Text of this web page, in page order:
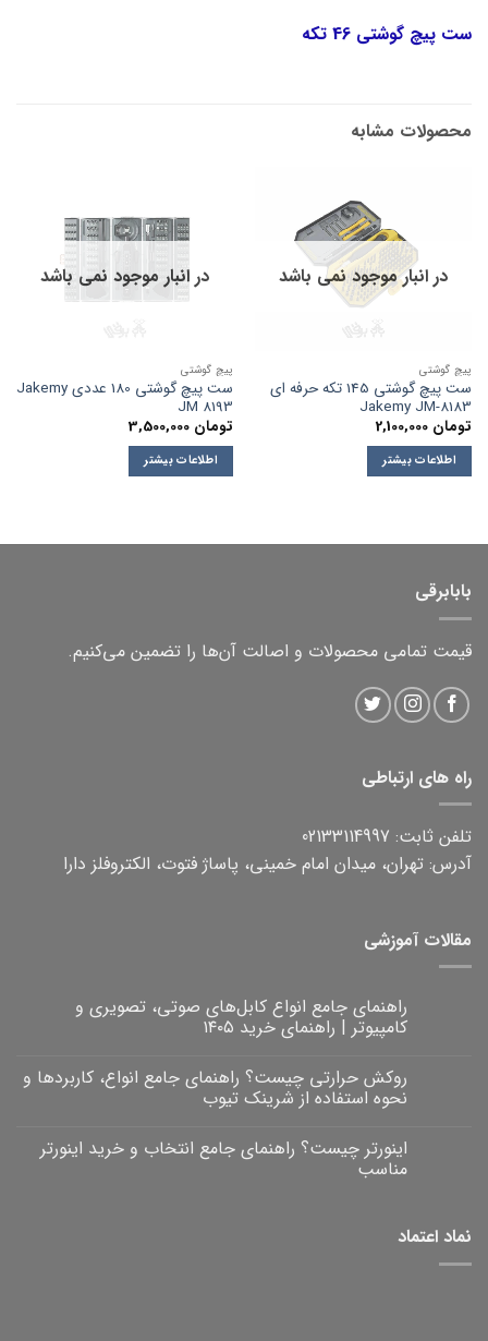
ست پیچ گوشتی 46 تکه
محصولات مشابه
در انبار موجود نمی باشد
پیچ گوشتی
ست پیچ گوشتی 145 تکه حرفه ای
Jakemy JM-8183
تومان
اطلاعات بیشتر
در انبار موجود نمی باشد
پیچ گوشتی
ست پیچ گوشتی 180 عددی Jakemy
JM 8193
تومان
اطلاعات بیشتر
بابابرقی
قیمت تمامی محصولات و اصالت آن‌ها را تضمین می‌کنیم.
راه های ارتباطی
تلفن ثابت: 02133114997
آدرس: تهران، میدان امام خمینی، پاساژ فتوت، الکتروفلز دارا
مقالات آموزشی
راهنمای جامع انواع کابل‌های صوتی، تصویری و
کامپیوتر | راهنمای خرید ۱۴۰۵
برای
راهنمای
جامع
صوتی،
تصویری
و
خرید
۱۴۰۵
ثبت
نشده
روکش حرارتی چیست؟ راهنمای جامع انواع، کاربردها و
نحوه استفاده از شرینک تیوب
برای
روکش
حرارتی
انواع،
کاربردها
ثبت
نشده
اینورتر چیست؟ راهنمای جامع انتخاب و خرید اینورتر
مناسب
اینورتر
چیست؟
نشده
نماد اعتماد